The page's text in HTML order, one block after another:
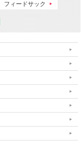
フィードサック